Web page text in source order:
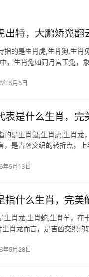
出特，大鹏矫翼
指的是生肖虎,生肖狗,生肖
，生肖兔如同月宫玉兔，
年5月6日
表是什么生肖，完
的是生肖鼠,生肖虎,生肖
，是吉凶交织的转折点，
年5月13日
指什么生肖，完美
生肖龙,生肖蛇,生肖羊，在
肖龙而言，是吉凶交织的
年5月28日